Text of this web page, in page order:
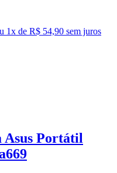
1x de R$ 54,90 sem juros
Asus Portátil